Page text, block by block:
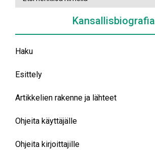
henkilöä
Kansallisbiografia
Haku
Esittely
Artikkelien rakenne ja lähteet
Ohjeita käyttäjälle
Ohjeita kirjoittajille